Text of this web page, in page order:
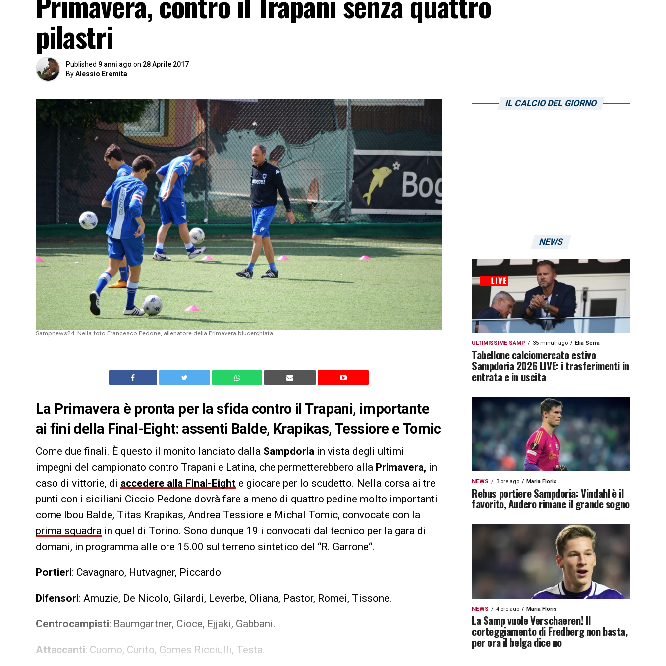
pilastri
Published 9 anni ago on 28 Aprile 2017
ByAlessio Eremita
Sampnews24. Nella foto Francesco Pedone, allenatore della Primavera blucerchiata
La Primavera è pronta per la sfida contro il Trapani, importante
ai fini della Final-Eight: assenti Balde, Krapikas, Tessiore e Tomic
Come due finali. È questo il monito lanciato dalla Sampdoria in vista degli ultimi
impegni del campionato contro Trapani e Latina, che permetterebbero alla Primavera, in
caso di vittorie, di accedere alla Final-Eight e giocare per lo scudetto. Nella corsa ai tre
punti con i siciliani Ciccio Pedone dovrà fare a meno di quattro pedine molto importanti
come Ibou Balde, Titas Krapikas, Andrea Tessiore e Michal Tomic, convocate con la
prima squadra in quel di Torino. Sono dunque 19 i convocati dal tecnico per la gara di
domani, in programma alle ore 15.00 sul terreno sintetico del “R. Garrone“.
Portieri: Cavagnaro, Hutvagner, Piccardo.
Difensori: Amuzie, De Nicolo, Gilardi, Leverbe, Oliana, Pastor, Romei, Tissone.
Centrocampisti: Baumgartner, Cioce, Ejjaki, Gabbani.
Attaccanti: Cuomo, Curito, Gomes Ricciulli, Testa.
IL CALCIO DEL GIORNO
NEWS
ULTIMISSIME SAMP 35 minuti ago Elia Serra
Tabellone calciomercato estivo
Sampdoria 2026 LIVE: i trasferimenti in
entrata e in uscita
NEWS 3 ore ago Maria Floris
Rebus portiere Sampdoria: Vindahl è il
favorito, Audero rimane il grande sogno
NEWS 4 ore ago Maria Floris
La Samp vuole Verschaeren! Il
corteggiamento di Fredberg non basta,
per ora il belga dice no